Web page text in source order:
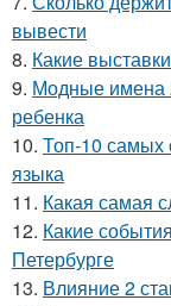
вывести
8. Какие
9. Модные имена
ребенка
10. Топ-10 самых
языка
11. Какая самая
12. Какие
Петербурге
13. Влияние 2